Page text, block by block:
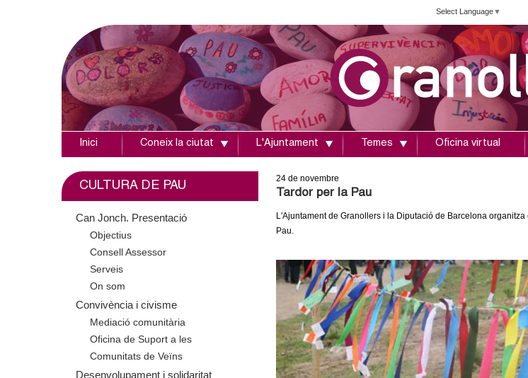
Vés
al
contingut
Select Language▼
j
Inici Coneix la ciutat L'Ajuntament Temes Oficina virtual
24 de novembre
Tardor per la Pau
L'Ajuntament de Granollers i la Diputació de Barcelona
Pau.
CULTURA DE PAU
Can Jonch. Presentació
Objectius
Consell Assessor
Serveis
On som
Convivència i civisme
Mediació comunitària
Oficina de Suport a les
Comunitats de Veïns
Desenvolupament i solidaritat